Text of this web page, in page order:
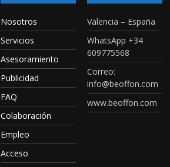
Nosotros
Servicios
Asesoramiento
Publicidad
FAQ
Colaboración
Empleo
Acceso
Valencia – España
WhatsApp +34
609775568
Correo:
info@beoffon.com
www.beoffon.com